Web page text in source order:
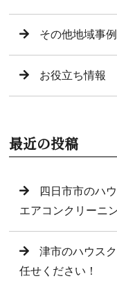
その他地域事例
お役立ち情報
最近の投稿
四日市市のハ
エアコンクリーニ
津市のハウス
任せください！